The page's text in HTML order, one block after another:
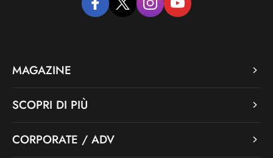
facebooktwitter instagramyoutube
MAGAZINE
SCOPRI DI PIÙ
CORPORATE / ADV